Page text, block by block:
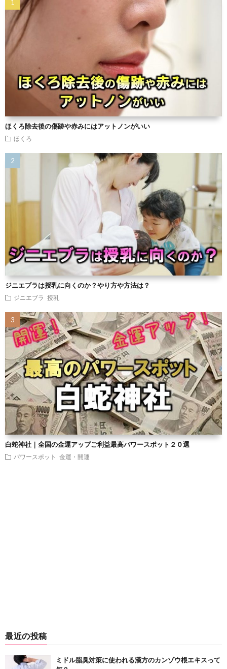
ほくろ除去後の傷跡や赤みにはアットノンがいい
ほくろ
ジニエブラは授乳に向くのか？やり方や方法は？
ジニエブラ 授乳
白蛇神社｜全国の金運アップご利益最高パワースポット２０選
パワースポット 金運・開運
最近の投稿
ミドル脂臭対策に使われる漢方のカンゾウ根エキスって